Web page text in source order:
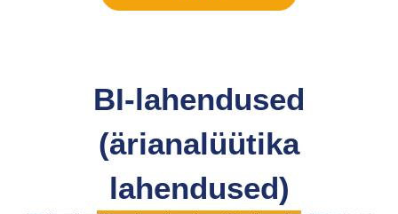
BI-lahendused
(ärianalüütika
lahendused)